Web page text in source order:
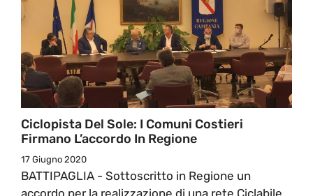
Ciclopista Del Sole: I Comuni Costieri
Firmano L’accordo In Regione
17 Giugno 2020
BATTIPAGLIA - Sottoscritto in Regione un
accordo per la realizzazione di una rete Ciclabile